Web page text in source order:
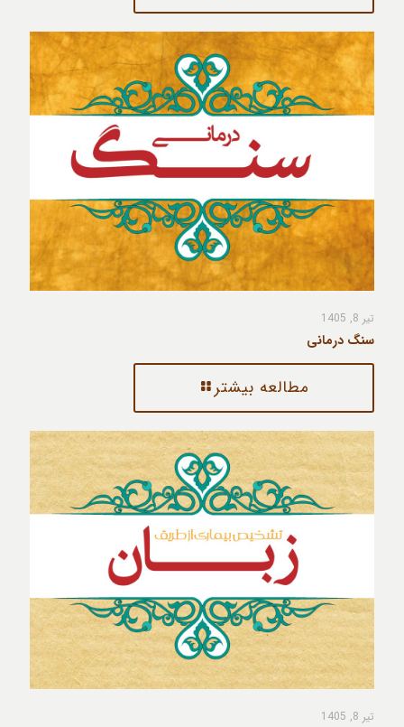
تیر 8, 1405
سنگ درمانی
مطالعه بیشتر
تیر 8, 1405